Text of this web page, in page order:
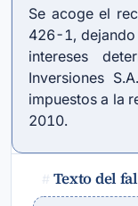
Se acoge el
426-1, dejando
intereses
Inversiones
impuestos a la
2010.
# Texto del